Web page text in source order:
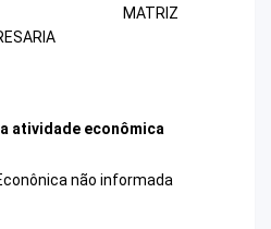
MATRIZ
atividade econômica
não informada